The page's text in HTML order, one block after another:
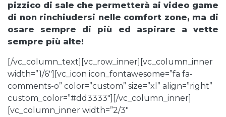
pizzico di sale che permetterà ai video game
di non rinchiudersi nelle comfort zone, ma di
osare sempre di più ed aspirare a vette
sempre più alte!
[/vc_column_text][vc_row_inner][vc_column_inner
width=”1/6″][vc_icon icon_fontawesome=”fa fa-
comments-o” color=”custom” size=”xl” align=”right”
custom_color=”#dd3333″][/vc_column_inner]
[vc_column_inner width=”2/3″